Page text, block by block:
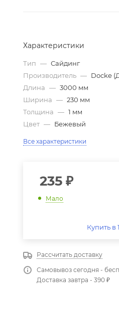
Характеристики
Тип — Сайдинг
Производитель — Docke
Длина — 3000 мм
Ширина — 230 мм
Толщина — 1 мм
Цвет — Бежевый
Все характеристики
235 ₽
Мало
Купить в
Рассчитать доставку
Самовывоз сегодня -
Доставка завтра - 390 ₽